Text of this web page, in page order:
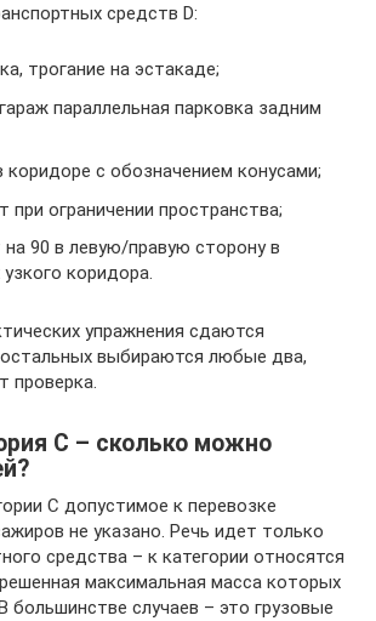
средств D:
трогание на эстакаде;
параллельная парковка задним
коридоре с обозначением конусами;
при ограничении пространства;
90 в левую/правую сторону в
узкого коридора.
упражнения сдаются
выбираются любые два,
проверка.
С – сколько можно
С допустимое к перевозке
не указано. Речь идет только
средства – к категории относятся
максимальная масса которых
большинстве случаев – это грузовые